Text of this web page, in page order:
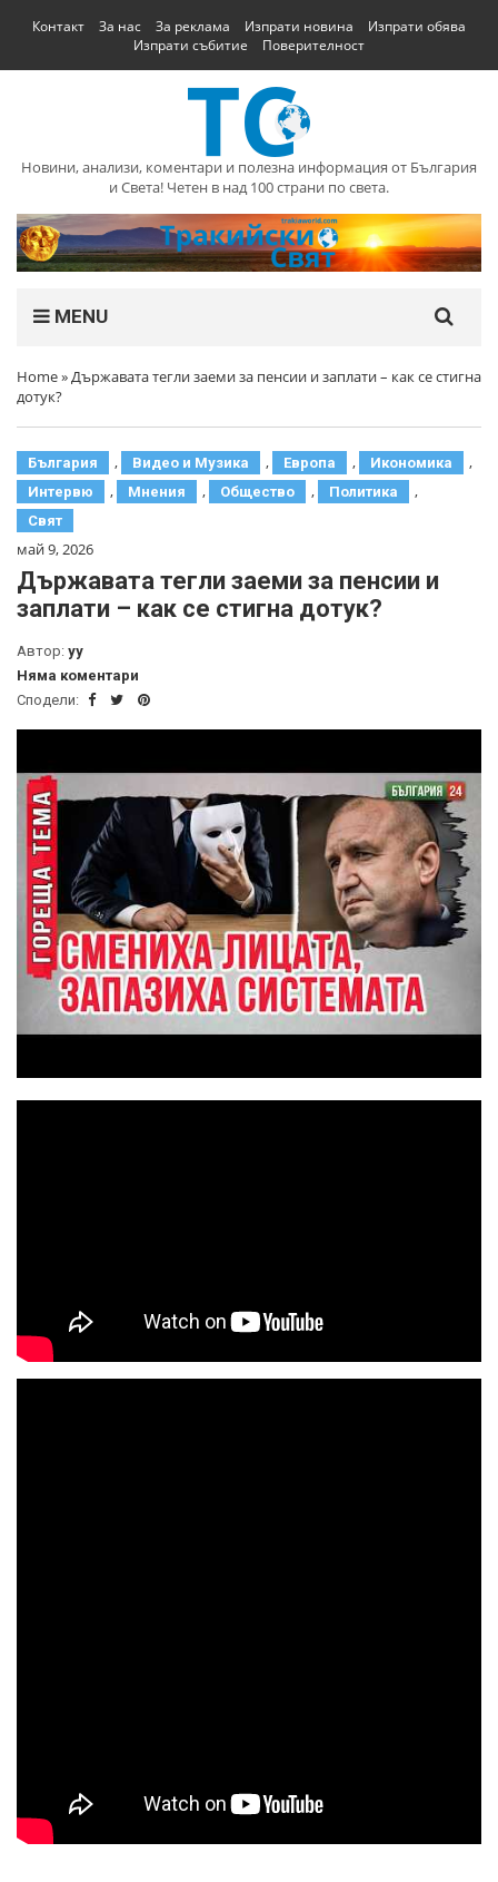
Контакт За нас За реклама Изпрати новина
Изпрати обява
Изпрати събитие
Поверителност
Новини, анализи, коментари и полезна информация от България
и Света! Четен в над 100 страни по света.
MENU
Home»Държавата тегли заеми за пенсии и заплати – как се стигна
дотук?
България , Видео и Музика , Европа , Икономика ,
Интервю , Мнения , Общество , Политика ,
Свят
май 9, 2026
Държавата тегли заеми за пенсии и
заплати – как се стигна дотук?
Автор: yy
Няма коментари
Сподели: